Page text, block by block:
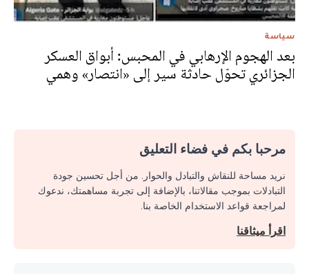
سياسة
بعد الهجوم الإرهابي في المحبس: أبواق العسكر
الجزائري تحوّل حادثة سير إلى «انتصار» وهمي
مرحبا بكم في فضاء التعليق
نريد مساحة للنقاش والتبادل والحوار. من أجل تحسين جودة
التبادلات بموجب مقالاتنا، بالإضافة إلى تجربة مساهمتك، ندعوك
لمراجعة قواعد الاستخدام الخاصة بنا.
اقرأ ميثاقنا